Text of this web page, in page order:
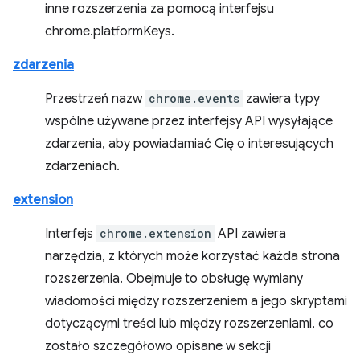
inne rozszerzenia za pomocą interfejsu
chrome.platformKeys.
zdarzenia
Przestrzeń nazw chrome.events zawiera typy
wspólne używane przez interfejsy API wysyłające
zdarzenia, aby powiadamiać Cię o interesujących
zdarzeniach.
extension
Interfejs chrome.extension API zawiera
narzędzia, z których może korzystać każda strona
rozszerzenia. Obejmuje to obsługę wymiany
wiadomości między rozszerzeniem a jego skryptami
dotyczącymi treści lub między rozszerzeniami, co
zostało szczegółowo opisane w sekcji